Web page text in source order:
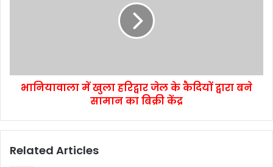
भानियावाला में खुला हरिद्वार जेल के कैदियों द्वारा बने
सामान का बिक्री केंद्र
Related Articles